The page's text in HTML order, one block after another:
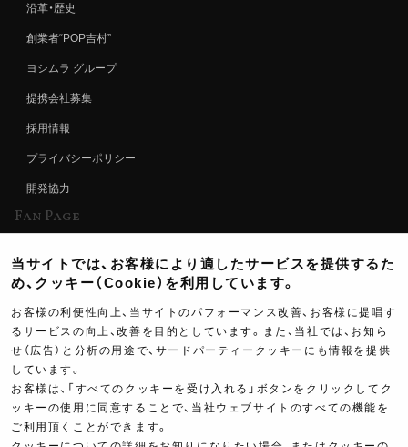
沿革・歴史
創業者“POP吉村”
ヨシムラ グループ
提携会社募集
採用情報
プライバシーポリシー
開発協力
Fan Page
ヨシムラTV
イベント情報
イベントスケジュール
ツーリングブレイクタイム
製品ポスター
当サイトでは、お客様により適したサービスを提供するた
め、クッキー（Cookie）を利用しています。
お客様の利便性向上、当サイトのパフォーマンス改善、お客様に提唱す
るサービスの向上、改善を目的としています。また、当社では、お知ら
せ（広告）と分析の用途で、サードパーティークッキーにも情報を提供
しています。
お客様は、「すべてのクッキーを受け入れる」ボタンをクリックしてク
ッキーの使用に同意することで、当社ウェブサイトのすべての機能を
ご利用頂くことができます。